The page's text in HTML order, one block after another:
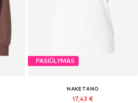
PASIŪLYMAS
NAKETANO
17,43 €